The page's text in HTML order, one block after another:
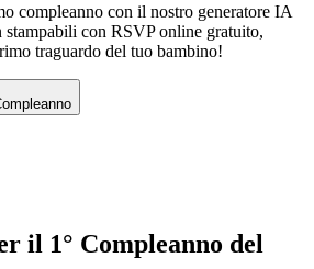
compleanno con il nostro generatore IA
con RSVP online gratuito,
traguardo del tuo bambino!
il 1° Compleanno del